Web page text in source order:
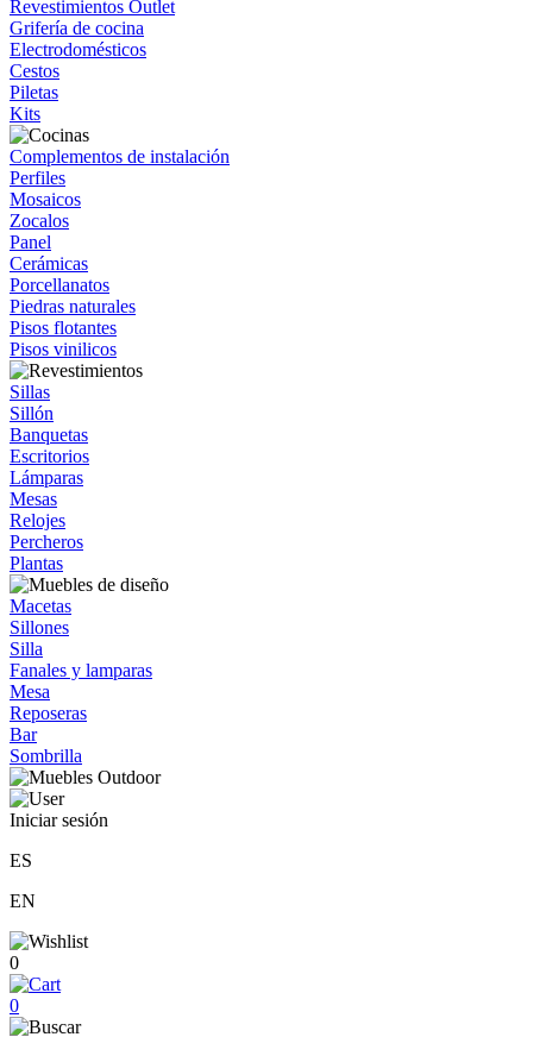
Revestimientos Outlet
Grifería de cocina
Electrodomésticos
Cestos
Piletas
Kits
Complementos de instalación
Perfiles
Mosaicos
Zocalos
Panel
Cerámicas
Porcellanatos
Piedras naturales
Pisos flotantes
Pisos vinilicos
Sillas
Sillón
Banquetas
Escritorios
Lámparas
Mesas
Relojes
Percheros
Plantas
Macetas
Sillones
Silla
Fanales y lamparas
Mesa
Reposeras
Bar
Sombrilla
Iniciar sesión
ES
EN
0
0